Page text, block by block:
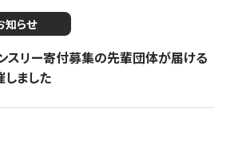
知らせ
スリー寄付募集の先輩団体が届ける
ました